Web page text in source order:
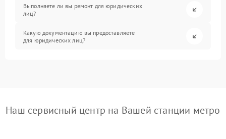
Выполняете ли вы ремонт для юридических
лиц?
Какую документацию вы предоставляете
для юридических лиц?
Наш сервисный центр на Вашей станции метро